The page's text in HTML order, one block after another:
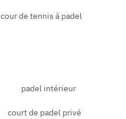
cour de tennis à padel
padel intérieur
court de padel privé